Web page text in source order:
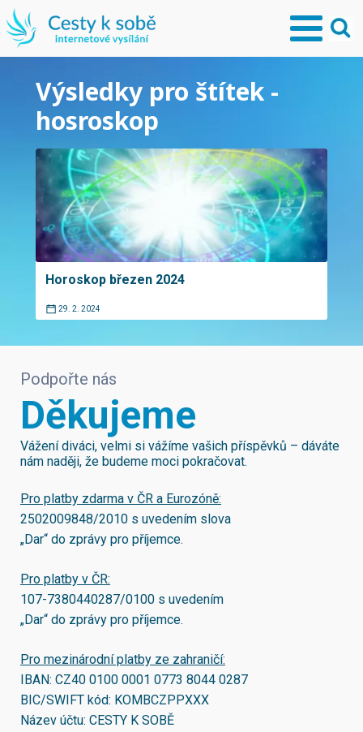
Výsledky pro štítek -
hosroskop
Horoskop březen 2024
29. 2. 2024
Podpořte nás
Děkujeme
Vážení diváci, velmi si vážíme vašich příspěvků – dáváte
nám naději, že budeme moci pokračovat.
Pro platby zdarma v ČR a Eurozóně:
2502009848/2010 s uvedením slova
„Dar“ do zprávy pro příjemce.
Pro platby v ČR:
107-7380440287/0100 s uvedením
„Dar“ do zprávy pro příjemce.
Pro mezinárodní platby ze zahraničí:
IBAN: CZ40 0100 0001 0773 8044 0287
BIC/SWIFT kód: KOMBCZPPXXX
Název účtu: CESTY K SOBĚ